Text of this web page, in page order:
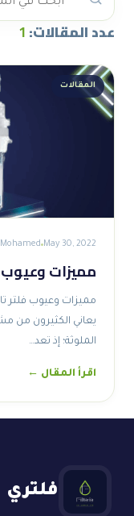
عدد المقالات:1
المقالات
May 30, 2022
Mohamed
مميزات وعيوب فلتر
يعاني الكثيرون من
الملوثة؛ إذ تعد…
اقرأ المقال ←
فلتري